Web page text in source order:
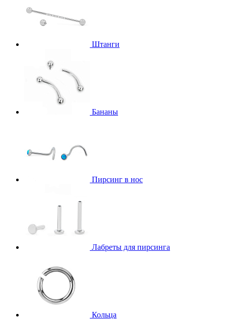
Штанги
Бананы
Пирсинг в нос
Лабреты для пирсинга
Кольца